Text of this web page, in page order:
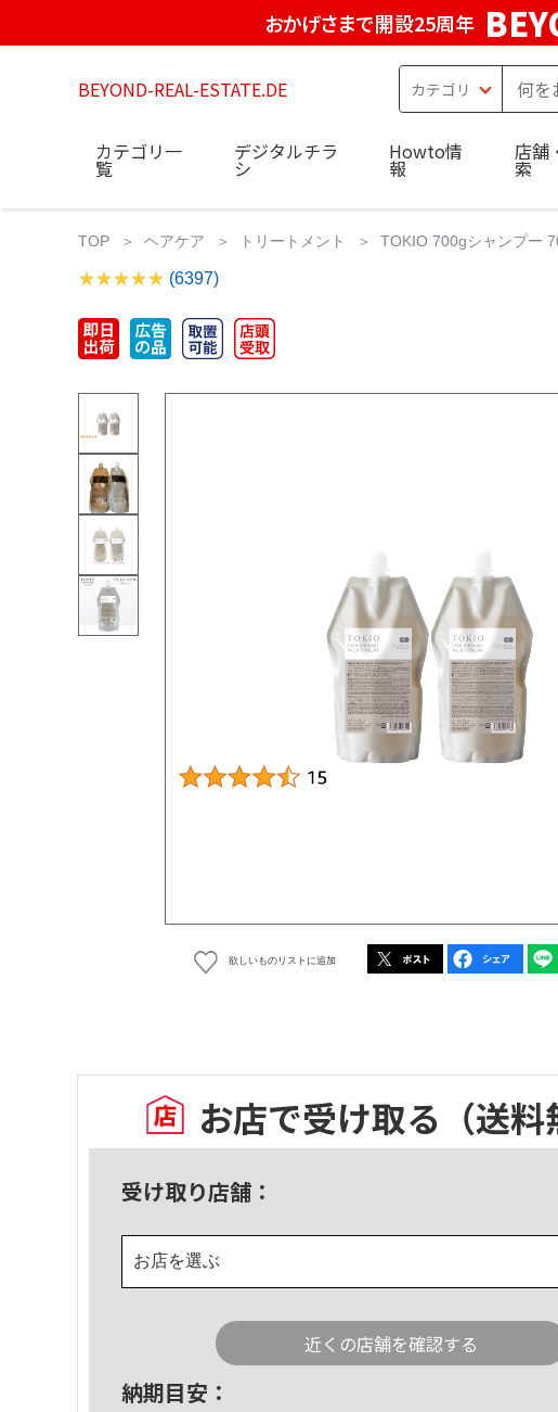
おかげさまで開設25周年
BEYOND-REAL-ESTATE.DE
カテゴリ一
覧
デジタルチラ
シ
Howto情
報
店舗
索
TOP ヘアケア トリートメント TOKIO 700gシャンプー
(6397)
欲しいものリストに追加
お店で受け取る （送料
受け取り店舗：
お店を選ぶ
近くの店舗を確認する
納期目安：